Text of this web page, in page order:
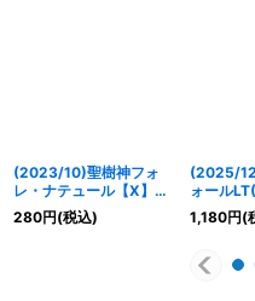
(2023/10)聖樹神フォ
レ・ナテュール【X】
{BS65-X03}《緑》
280円(税込)
(2025/
ォール
【R】
《白》
1,180円(